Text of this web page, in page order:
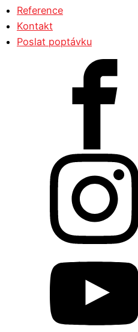
Reference
Kontakt
Poslat poptávku